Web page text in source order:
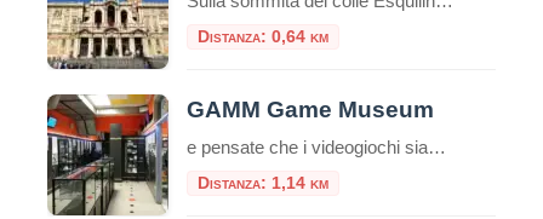
Distanza: 0,64 km
GAMM Game Museum
e pensate che i videogiochi siano solo un passatempo moderno, il GAMM Game Museum di Roma è pronto a farvi cambiare idea. Situato a pochi passi dalla Stazione Termini, questo spazio non è una semplice sala giochi, ma un vero e proprio polo culturale riconosciuto, dove la storia del medium interattivo viene preservata, studiata e, […]
Distanza: 1,14 km